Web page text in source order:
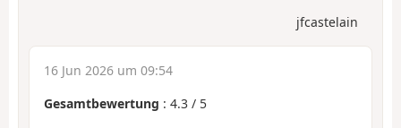
jfcastelain
16 Jun 2026 um 09:54
Gesamtbewertung : 4.3 / 5